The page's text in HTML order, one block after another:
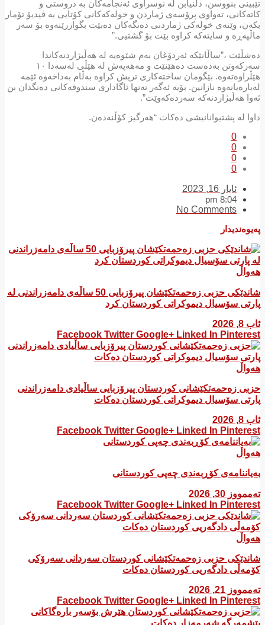
تێبینی بنووسن، دڵنیابن لە نوسراوی ئەنجامەکان بە دروستی و
کاتەکانی، تەواوی پرۆسەی ژماردن و خولەکەکانی کۆتایی بە ڤیدیۆ تۆمار
بکەن، وێنەی خولەکی ژماردنی دەنگەکان دەبێت بگوازرێنەوە بۆ سەر
ماڵپەڕە و سایتەکە کراوە بێت بۆ گشتیی.”
دەشڵێت ،”ساڵانێکە ئەردۆغان بەم شێوەیە لە هەڵبژاردنەکاندا
سەرکەوتن بەدەست دەهێنێت و مەهەپەش لە هێڵی لەسەدا ١٠
هێڵراوەتەوە. بێگومان ساختەکاری تریش کراوە بەڵام بەداخەوە ئێمە
لەبارەیانەوە نازانین. بۆیە ئەگەر تەنها ئاگاداری سندوقەکانی دەنگدان بن
ئەوا هەڵبژاردنەکە سەردەکەوێت”.
داوا لە پشتیوانانیشی دەکات “هەرگیز کۆڵنەدەن.
0
0
0
0
ئایار 16, 2023
8:04 pm
No Comments
پەیوەندیدار
هەواڵ
شاندێکی حزبی زەحمەتکێشان پیرۆزبایی 50 ساڵەی دامەزراندنی لە
پارتی سۆسیال دیموکراتی کوردستان کرد
ئاب 8, 2026
Facebook Twitter Google+ Linked In Pinterest
هەواڵ
​حزبی زەحمەتکێشانی کوردستان پیرۆزبایی ساڵیادی دامەزراندنی
پارتی سۆسیال دیموکراتی کوردستان دەکات
ئاب 8, 2026
Facebook Twitter Google+ Linked In Pinterest
هەواڵ
بەیاننامەی کۆڕبەندی چەپی کوردستانی
تەممووز 30, 2026
Facebook Twitter Google+ Linked In Pinterest
هەواڵ
شاندێکی حزبی زەحمەتکێشانی کوردستان سەردانی سەرۆکی
کۆمەڵی دادگەریی کوردستان دەکات
تەممووز 21, 2026
Facebook Twitter Google+ Linked In Pinterest